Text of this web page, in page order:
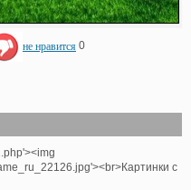
не нравится 0
с